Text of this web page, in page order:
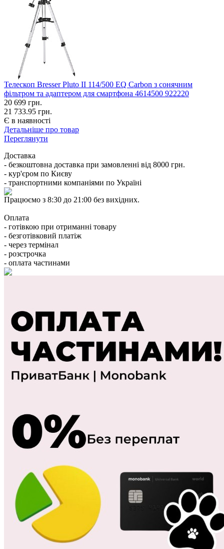
Телескоп Bresser Pluto II 114/500 EQ Carbon з сонячним
фільтром та адаптером для смартфона 4614500 922220
20 699 грн.
21 733.95 грн.
Є в наявності
Детальніше про товар
Переглянути
Доставка
- безкоштовна доставка при замовленні від 8000 грн.
- кур'єром по Києву
- транспортними компаніями по Україні
Працюємо з 8:30 до 21:00 без вихідних.
Оплата
- готівкою при отриманні товару
- безготівковий платіж
- через термінал
- розстрочка
- оплата частинами